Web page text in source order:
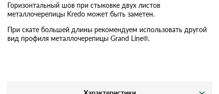
Горизонтальный шов при стыковке двух листов
металлочерепицы Kredo может быть заметен.
При скате большей длины рекомендуем использовать другой
вид профиля металлочерепицы Grand Line®.